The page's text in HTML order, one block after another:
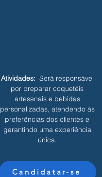
Atividades: Será responsável
por preparar coquetéis
artesanais e bebidas
personalizadas, atendendo às
preferências dos clientes e
garantindo uma experiência
única.
Candidatar-se